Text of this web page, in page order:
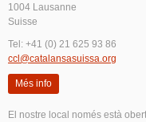
1004 Lausanne
Suisse
Tel: +41 (0) 21 625 93 86
ccl@catalansasuissa.org
Més info
El nostre local només està